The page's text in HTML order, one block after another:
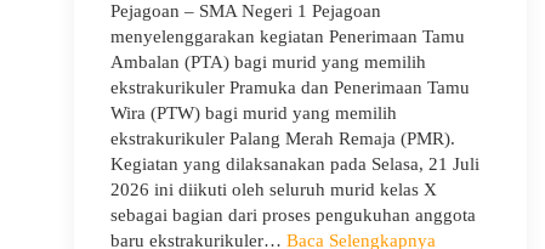
SMAN
1
Pejagoan
Tahun
Pelajaran
2026/2027
Pejagoan – SMA Negeri 1 Pejagoan
menyelenggarakan kegiatan Penerimaan Tamu
Ambalan (PTA) bagi murid yang memilih
ekstrakurikuler Pramuka dan Penerimaan Tamu
Wira (PTW) bagi murid yang memilih
ekstrakurikuler Palang Merah Remaja (PMR).
Kegiatan yang dilaksanakan pada Selasa, 21 Juli
2026 ini diikuti oleh seluruh murid kelas X
sebagai bagian dari proses pengukuhan anggota
baru ekstrakurikuler… Baca Selengkapnya: